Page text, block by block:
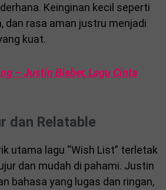
Keinginan kecil seperti
dan rasa aman justru menjadi
kuat.
– Justin Bieber, Lagu Cinta
dan Relatable
utama lagu “Wish List” terletak
dan mudah di pahami. Justin
bahasa yang lugas dan ringan,